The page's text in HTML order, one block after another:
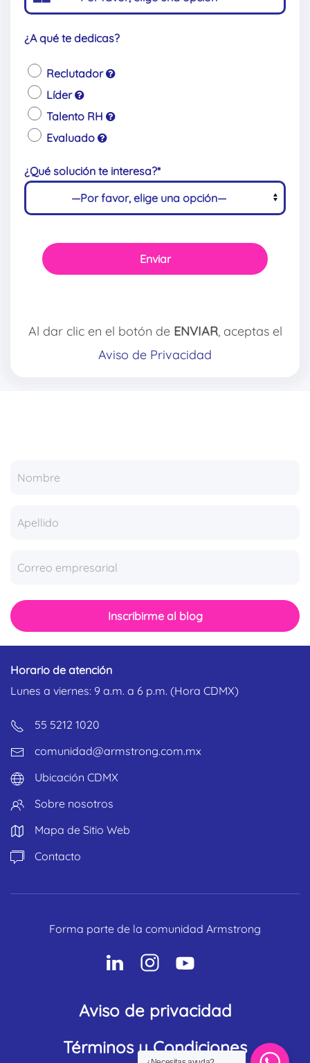
¿A qué te dedicas?
Reclutador
Líder
Talento RH
Evaluado
¿Qué solución te interesa?*
Al dar clic en el botón de ENVIAR, aceptas el
Aviso de Privacidad
Inscribirme al blog
Horario de atención
Lunes a viernes: 9 a.m. a 6 p.m. (Hora CDMX)
55 5212 1020
comunidad@armstrong.com.mx
Ubicación CDMX
Sobre nosotros
Mapa de Sitio Web
Contacto
Forma parte de la comunidad Armstrong
Aviso de privacidad
Términos y Condiciones